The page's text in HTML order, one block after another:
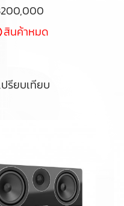
VOKAL – the
of the DALI
Recreating
VOKAL brings
สินค้าหมด
ปรียบเทียบ